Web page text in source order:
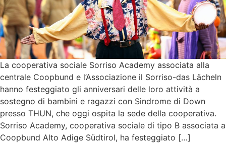
La cooperativa sociale Sorriso Academy associata alla
centrale Coopbund e l’Associazione il Sorriso-das Lächeln
hanno festeggiato gli anniversari delle loro attività a
sostegno di bambini e ragazzi con Sindrome di Down
presso THUN, che oggi ospita la sede della cooperativa.
Sorriso Academy, cooperativa sociale di tipo B associata a
Coopbund Alto Adige Südtirol, ha festeggiato […]